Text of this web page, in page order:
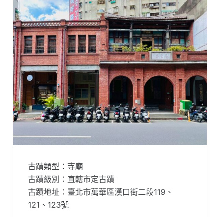
古蹟類型：寺廟
古蹟級別：直轄市定古蹟
古蹟地址：臺北市萬華區漢口街二段119、
121、123號